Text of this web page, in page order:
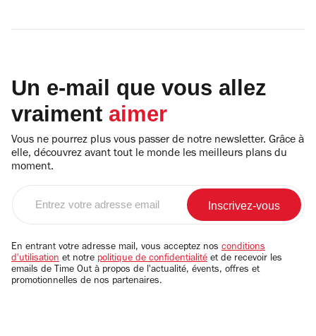
Un e-mail que vous allez
vraiment aimer
Vous ne pourrez plus vous passer de notre newsletter. Grâce à
elle, découvrez avant tout le monde les meilleurs plans du
moment.
email
En entrant votre adresse mail, vous acceptez nos conditions
d'utilisation et notre politique de confidentialité et de recevoir les
emails de Time Out à propos de l'actualité, évents, offres et
promotionnelles de nos partenaires.